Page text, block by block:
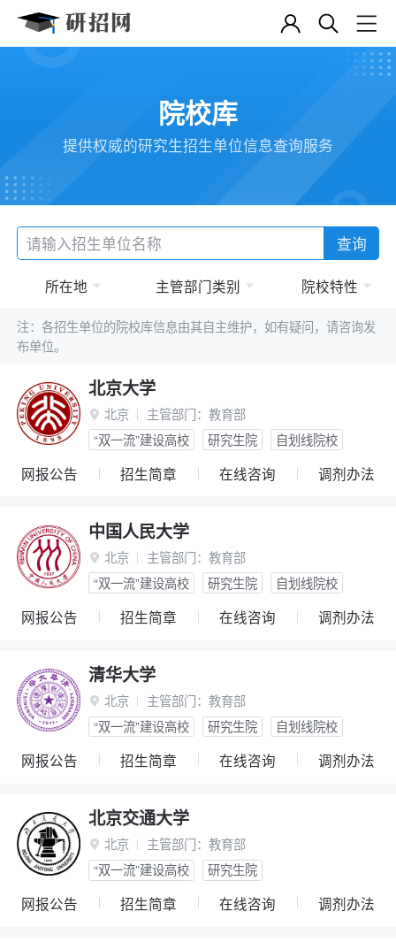
院校库
提供权威的研究生招生单位信息查询服务
查询
所在地 主管部门类别 院校特性
注：各招生单位的院校库信息由其自主维护，如有疑问，请咨询发
布单位。
北京大学
 北京 主管部门： 教育部
“双一流”建设高校
研究生院 自划线院校
网报公告 招生简章 在线咨询 调剂办法
中国人民大学
 北京 主管部门： 教育部
“双一流”建设高校
研究生院 自划线院校
网报公告 招生简章 在线咨询 调剂办法
清华大学
 北京 主管部门： 教育部
“双一流”建设高校
研究生院 自划线院校
网报公告 招生简章 在线咨询 调剂办法
北京交通大学
 北京 主管部门： 教育部
“双一流”建设高校
研究生院
网报公告 招生简章 在线咨询 调剂办法